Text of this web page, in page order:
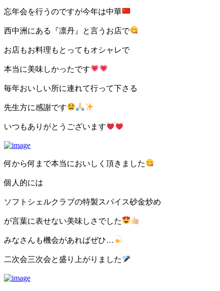
忘年会を行うのですが今年は中華
西中洲にある『凛丹』と言うお店で
お店もお料理もとってもオシャレで
本当に美味しかったです
毎年おいしい所に連れて行って下さる
先生方に感謝です
いつもありがとうございます
何から何まで本当においしく頂きました
個人的には
ソフトシェルクラブの特製スパイス砂金炒め
が言葉に表せない美味しさでした
みなさんも機会があればぜひ…
二次会三次会と盛り上がりました